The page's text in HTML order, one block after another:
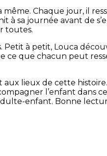
même. Chaque jour, il
à sa journée avant de
toutes.
Petit à petit, Louca
ce que chacun peut
lieux de cette
l’enfant dans
enfant. Bonne